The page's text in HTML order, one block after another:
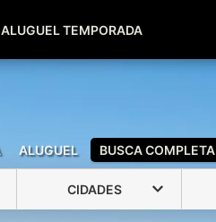
(51) 99600-0039
ALUGUEL TEMPORADA
ALUGUEL BUSCA COMPLETA
CIDADES